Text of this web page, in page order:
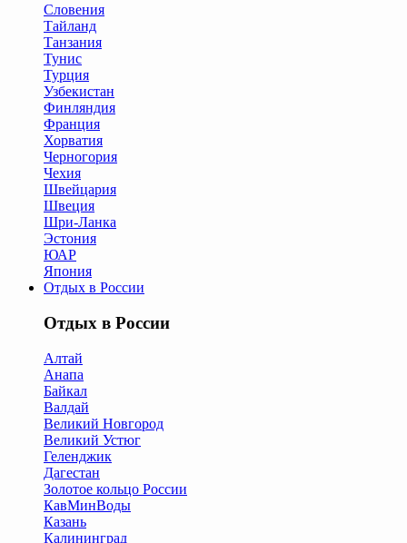
Словения
Тайланд
Танзания
Тунис
Турция
Узбекистан
Финляндия
Франция
Хорватия
Черногория
Чехия
Швейцария
Швеция
Шри-Ланка
Эстония
ЮАР
Япония
Отдых в России
Отдых в России
Алтай
Анапа
Байкал
Валдай
Великий Новгород
Великий Устюг
Геленджик
Дагестан
Золотое кольцо России
КавМинВоды
Казань
Калининград